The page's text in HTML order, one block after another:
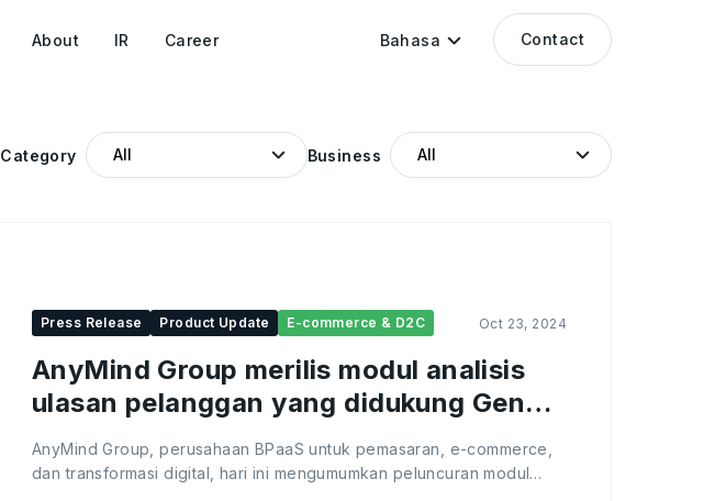
About IR Career Bahasa Contact
Category Business
Press Release Product Update E-commerce & D2C Oct 23, 2024
AnyMind Group merilis modul analisis
ulasan pelanggan yang didukung GenAI
untuk Shopee dan Lazada di AnyX
AnyMind Group, perusahaan BPaaS untuk pemasaran, e-commerce,
dan transformasi digital, hari ini mengumumkan peluncuran modul